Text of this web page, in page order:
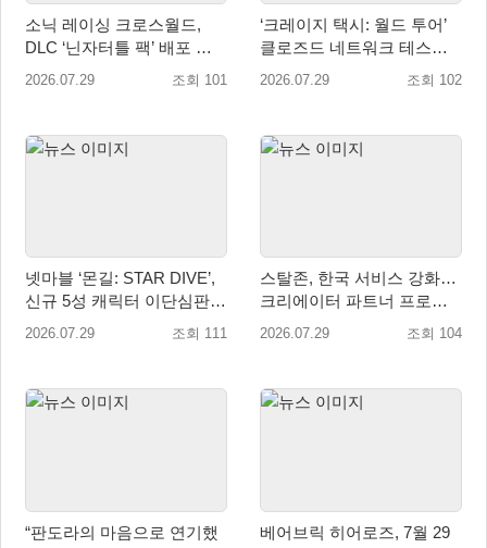
소닉 레이싱 크로스월드,
DLC ‘닌자터틀 팩’ 배포 … 4
형제 레이서 참전
2026.07.29 조회 101
‘크레이지 택시: 월드 투어’
클로즈드 네트워크 테스트
참가자 모집 시작
2026.07.29 조회 102
넷마블 ‘몬길: STAR DIVE’,
신규 5성 캐릭터 이단심판관
‘메이벨’ 등장
2026.07.29 조회 111
스탈존, 한국 서비스 강화…
크리에이터 파트너 프로그
램 운영
2026.07.29 조회 104
“판도라의 마음으로 연기했
베어브릭 히어로즈, 7월 29